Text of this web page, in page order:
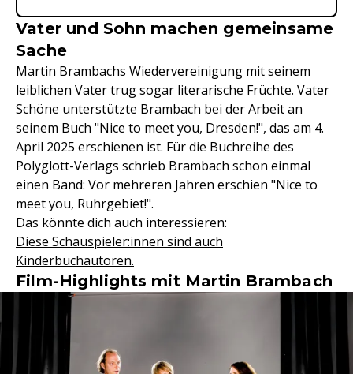
Vater und Sohn machen gemeinsame
Sache
Martin Brambachs Wiedervereinigung mit seinem
leiblichen Vater trug sogar literarische Früchte. Vater
Schöne unterstützte Brambach bei der Arbeit an
seinem Buch "Nice to meet you, Dresden!", das am 4.
April 2025 erschienen ist. Für die Buchreihe des
Polyglott-Verlags schrieb Brambach schon einmal
einen Band: Vor mehreren Jahren erschien "Nice to
meet you, Ruhrgebiet!".
Das könnte dich auch interessieren:
Diese Schauspieler:innen sind auch
Kinderbuchautoren.
Film-Highlights mit Martin Brambach